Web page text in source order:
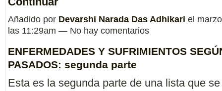
Añadido por Devarshi Narada Das Adhikari el
las 11:29am — No hay comentarios
ENFERMEDADES Y SUFRIMIENTOS
PASADOS: segunda parte
Esta es la segunda parte de una lista que